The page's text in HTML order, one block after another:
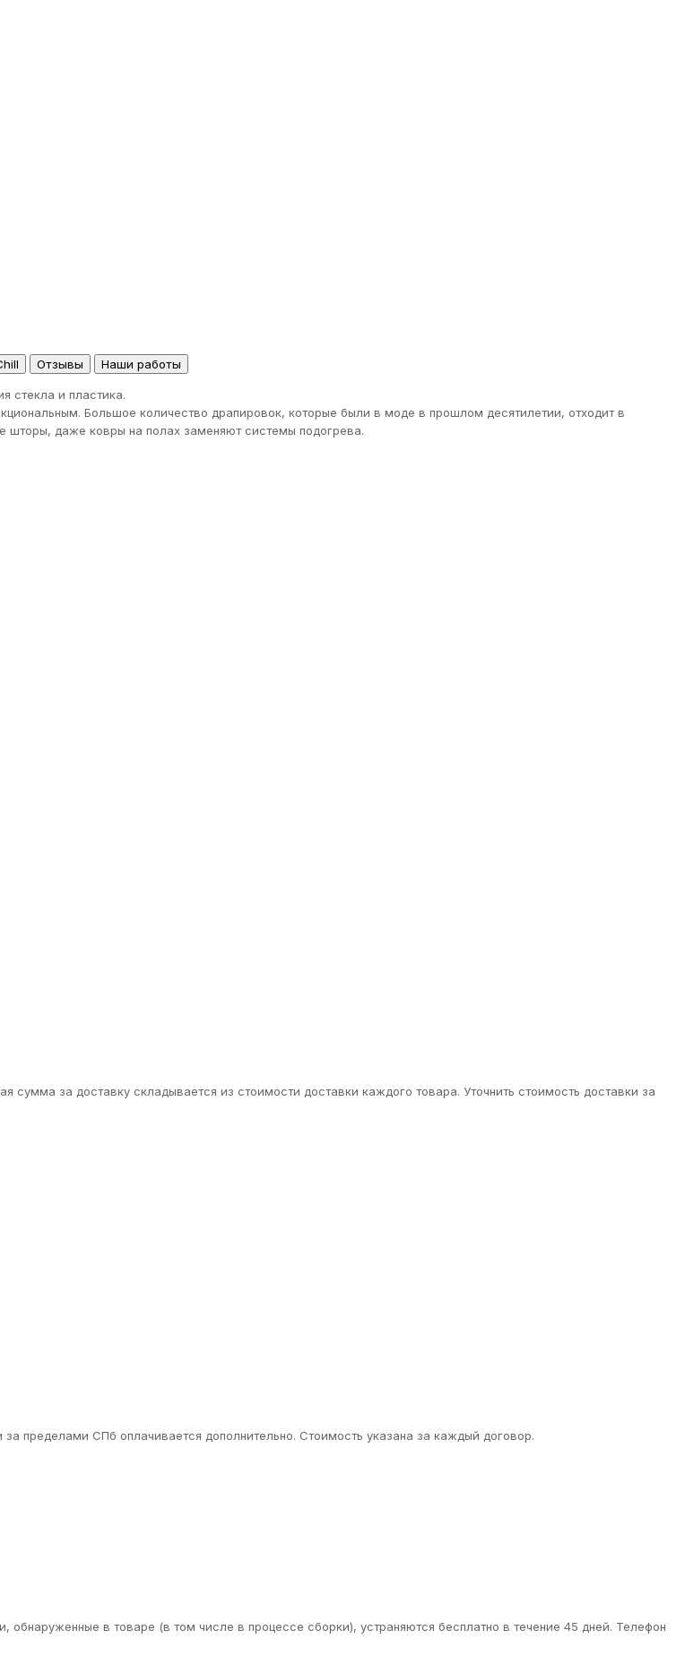
Отзывы Наши работы
стекла и пластика.
Большое количество драпировок, которые были в моде в прошлом десятилетии, отходит в
шторы, даже ковры на полах заменяют системы подогрева.
за доставку складывается из стоимости доставки каждого товара. Уточнить стоимость доставки за
пределами СПб оплачивается дополнительно. Стоимость указана за каждый договор.
в товаре (в том числе в процессе сборки), устраняются бесплатно в течение 45 дней. Телефон